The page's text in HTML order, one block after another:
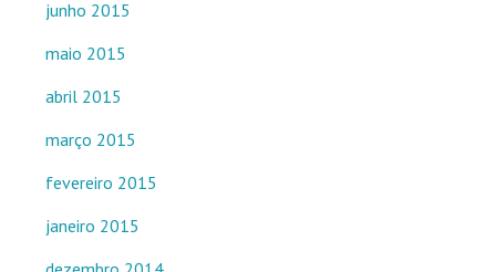
junho 2015
maio 2015
abril 2015
março 2015
fevereiro 2015
janeiro 2015